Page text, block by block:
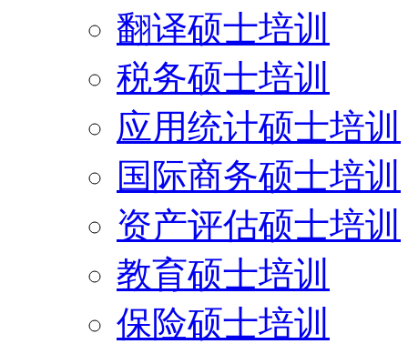
翻译硕士培训
税务硕士培训
应用统计硕士培训
国际商务硕士培训
资产评估硕士培训
教育硕士培训
保险硕士培训